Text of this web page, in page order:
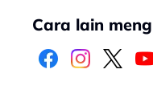
Cara lain